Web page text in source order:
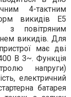
4-тактним
викидів Е5
з повітряним
викидів. Для
має дві
В 3~. Функція
напруги)
електричний
батарея